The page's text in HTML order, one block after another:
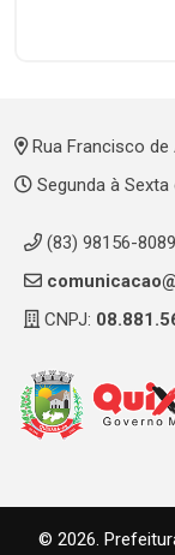
Rua Francisco de
Segunda à Sexta
(83) 98156-8089
CNPJ:
© 2026.